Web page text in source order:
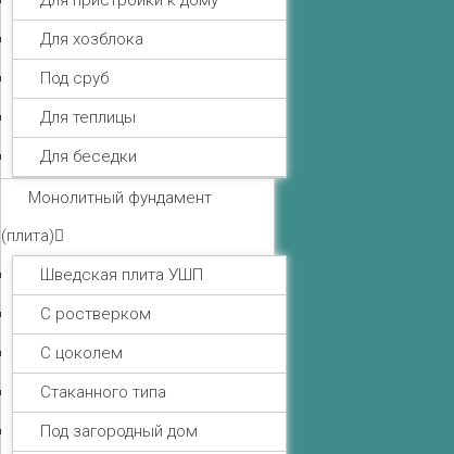
Для хозблока
Под сруб
Для теплицы
Для беседки
Монолитный фундамент
(плита)
Шведская плита УШП
С ростверком
С цоколем
Стаканного типа
Под загородный дом